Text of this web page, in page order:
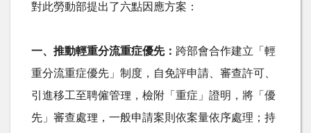
對此勞動部提出了六點因應方案：
一、推動輕重分流重症優先： 跨部會合作建立「輕
重分流重症優先」制度，自免評申請、審查許可、
引進移工至聘僱管理，檢附「重症」證明，將「優
先」審查處理，一般申請案則依案量依序處理；持